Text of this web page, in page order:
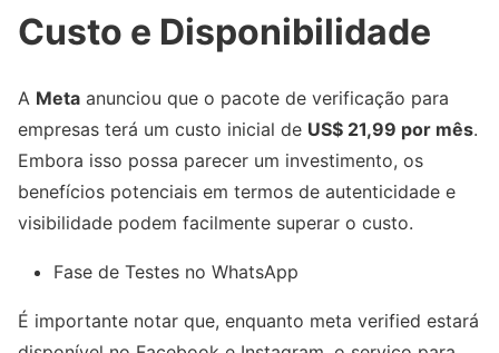
Custo e Disponibilidade
A Meta anunciou que o pacote de verificação para
empresas terá um custo inicial de US$ 21,99 por mês.
Embora isso possa parecer um investimento, os
benefícios potenciais em termos de autenticidade e
visibilidade podem facilmente superar o custo.
Fase de Testes no WhatsApp
É importante notar que, enquanto meta verified estará